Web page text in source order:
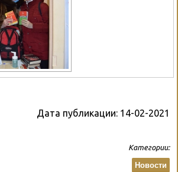
Дата публикации: 14-02-2021
Категории:
Новости